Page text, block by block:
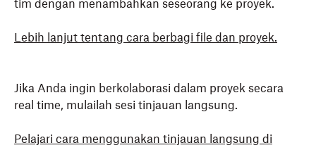
tim dengan menambahkan seseorang ke proyek.
Lebih lanjut tentang cara berbagi file dan proyek.
Jika Anda ingin berkolaborasi dalam proyek secara
real time, mulailah sesi tinjauan langsung.
Pelajari cara menggunakan tinjauan langsung di